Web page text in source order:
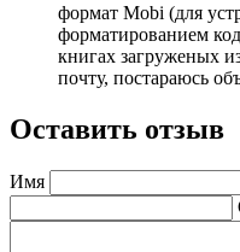
формат Mobi (для
форматированием
книгах загруженых
почту, постараюсь
Оставить отзыв
Имя